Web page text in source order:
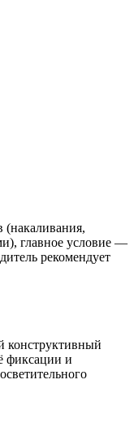
главное условие —
рекомендует
конструктивный
фиксации и